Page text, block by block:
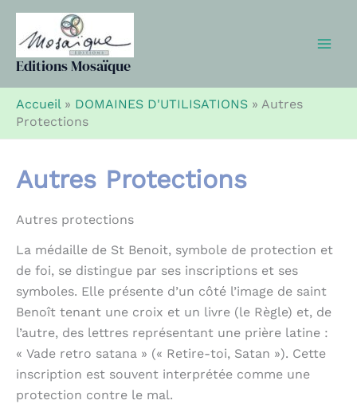
Aller
contenu
Editions Mosaïque
Accueil» DOMAINES D'UTILISATIONS » Autres
Protections
Autres Protections
Autres protections
La médaille de St Benoit, symbole de protection et
de foi, se distingue par ses inscriptions et ses
symboles. Elle présente d’un côté l’image de saint
Benoît tenant une croix et un livre (le Règle) et, de
l’autre, des lettres représentant une prière latine :
« Vade retro satana » (« Retire-toi, Satan »). Cette
inscription est souvent interprétée comme une
protection contre le mal.